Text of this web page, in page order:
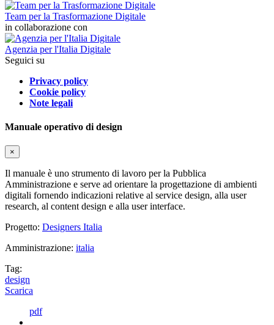
Team per la Trasformazione Digitale
in collaborazione con
Agenzia per l'Italia Digitale
Seguici su
Privacy policy
Cookie policy
Note legali
Manuale operativo di design
×
Il manuale è uno strumento di lavoro per la Pubblica
Amministrazione e serve ad orientare la progettazione di ambienti
digitali fornendo indicazioni relative al service design, alla user
research, al content design e alla user interface.
Progetto: Designers Italia
Amministrazione: italia
Tag:
design
Scarica
pdf